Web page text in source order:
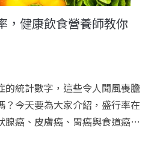
，健康飲食營養師教你
的統計數字，這些令人聞風喪膽
？今天要為大家介紹，盛行率在
腺癌、皮膚癌、胃癌與食道癌…